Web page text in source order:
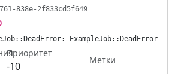
838e-2f833cd5f649
ExampleJob::DeadError
Приоритет
-10
Метки